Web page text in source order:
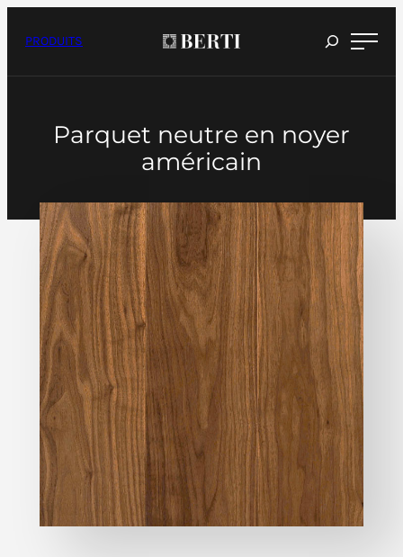
Passer
contenu
PRODUITS
Parquet neutre en noyer
américain